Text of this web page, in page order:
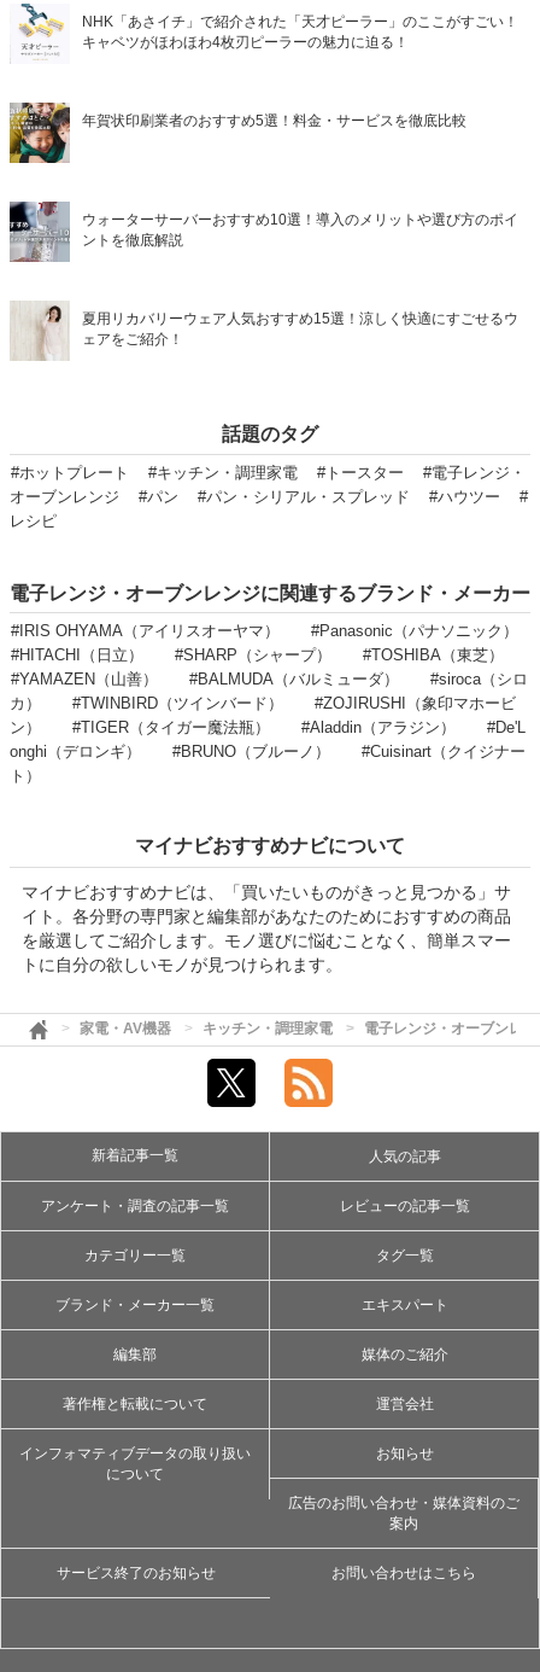
NHK「あさイチ」で紹介された「天才ピーラー」のここがすごい！
キャベツがほわほわ4枚刃ピーラーの魅力に迫る！
年賀状印刷業者のおすすめ5選！料金・サービスを徹底比較
ウォーターサーバーおすすめ10選！導入のメリットや選び方のポイ
ントを徹底解説
夏用リカバリーウェア人気おすすめ15選！涼しく快適にすごせるウ
ェアをご紹介！
話題のタグ
#ホットプレート #キッチン・調理家電 #トースター
#電子レンジ・
オーブンレンジ
#パン #パン・シリアル・スプレッド #ハウツー
#
レシピ
電子レンジ・オーブンレンジに関連するブランド・メーカー
#IRIS OHYAMA（アイリスオーヤマ）
#Panasonic（パナソニック）
#HITACHI（日立）
#SHARP（シャープ）
#TOSHIBA（東芝）
#YAMAZEN（山善）
#BALMUDA（バルミューダ）
#siroca（シロ
カ）
#TWINBIRD（ツインバード）
#ZOJIRUSHI（象印マホービ
ン）
#TIGER（タイガー魔法瓶） #Aladdin（アラジン）
#De'L
onghi（デロンギ）
#BRUNO（ブルーノ）
#Cuisinart（クイジナー
ト）
マイナビおすすめナビについて
マイナビおすすめナビは、「買いたいものがきっと見つかる」サ
イト。各分野の専門家と編集部があなたのためにおすすめの商品
を厳選してご紹介します。モノ選びに悩むことなく、簡単スマー
トに自分の欲しいモノが見つけられます。
家電・AV機器 キッチン・調理家電 電子レンジ・オーブンレ
新着記事一覧 人気の記事
アンケート・調査の記事一覧 レビューの記事一覧
カテゴリー一覧 タグ一覧
ブランド・メーカー一覧 エキスパート
編集部 媒体のご紹介
著作権と転載について 運営会社
インフォマティブデータの取り扱い
について
お知らせ
広告のお問い合わせ・媒体資料のご
案内
サービス終了のお知らせ お問い合わせはこちら